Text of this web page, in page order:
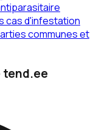
cas d'infestation
communes et
tend.ee